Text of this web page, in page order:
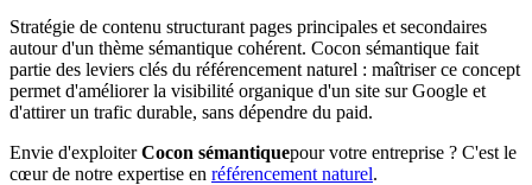
Stratégie de contenu structurant pages principales et secondaires
autour d'un thème sémantique cohérent. Cocon sémantique fait
partie des leviers clés du référencement naturel : maîtriser ce concept
permet d'améliorer la visibilité organique d'un site sur Google et
d'attirer un trafic durable, sans dépendre du paid.
Envie d'exploiterCocon sémantiquepour votre entreprise ? C'est le
cœur de notre expertise en référencement naturel.